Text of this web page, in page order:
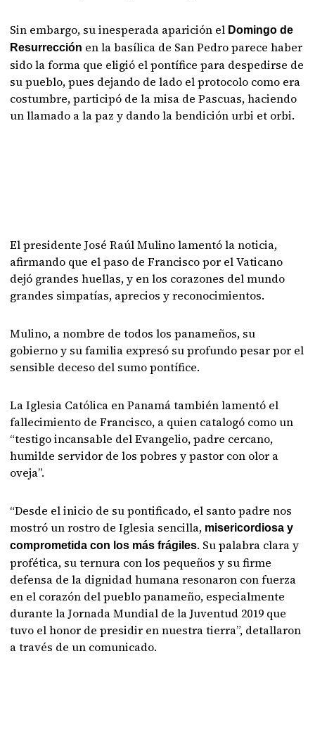
Sin embargo, su inesperada aparición el Domingo de
Resurrección en la basílica de San Pedro parece haber
sido la forma que eligió el pontífice para despedirse de
su pueblo, pues dejando de lado el protocolo como era
costumbre, participó de la misa de Pascuas, haciendo
un llamado a la paz y dando la bendición urbi et orbi.
El presidente José Raúl Mulino lamentó la noticia,
afirmando que el paso de Francisco por el Vaticano
dejó grandes huellas, y en los corazones del mundo
grandes simpatías, aprecios y reconocimientos.
Mulino, a nombre de todos los panameños, su
gobierno y su familia expresó su profundo pesar por el
sensible deceso del sumo pontífice.
La Iglesia Católica en Panamá también lamentó el
fallecimiento de Francisco, a quien catalogó como un
“testigo incansable del Evangelio, padre cercano,
humilde servidor de los pobres y pastor con olor a
oveja”.
“Desde el inicio de su pontificado, el santo padre nos
mostró un rostro de Iglesia sencilla, misericordiosa y
comprometida con los más frágiles. Su palabra clara y
profética, su ternura con los pequeños y su firme
defensa de la dignidad humana resonaron con fuerza
en el corazón del pueblo panameño, especialmente
durante la Jornada Mundial de la Juventud 2019 que
tuvo el honor de presidir en nuestra tierra”, detallaron
a través de un comunicado.